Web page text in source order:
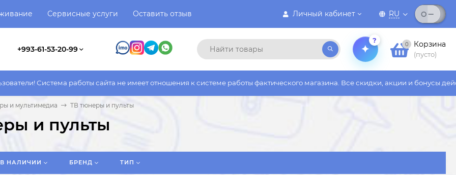
Личный кабинет RU
Сервисные услуги Оставить отзыв
+993-61-53-20-99
?
0 Корзина
(пусто)
сайта не имеет отношения к системе работы фактического магазина. Все скидки, акции и бонусы действуют только на сайте
и мультимедиа ТВ тюнеры и пульты
и пульты
В НАЛИЧИИ БРЕНД TИП